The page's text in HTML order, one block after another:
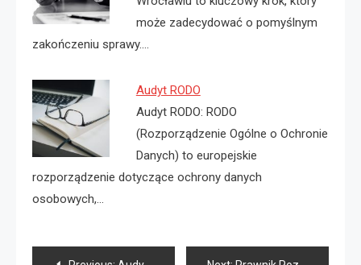
może zadecydować o pomyślnym
zakończeniu sprawy.…
Audyt RODO
Audyt RODO: RODO
(Rozporządzenie Ogólne o Ochronie
Danych) to europejskie
rozporządzenie dotyczące ochrony danych
osobowych,…